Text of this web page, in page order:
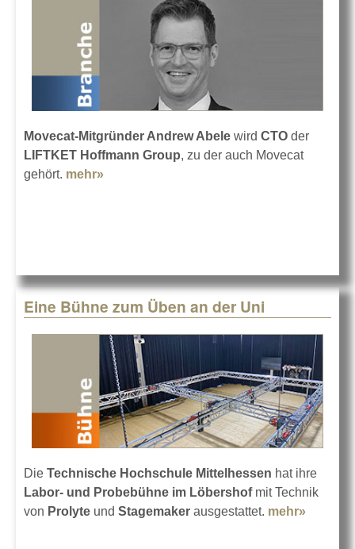
Movecat-Mitgründer Andrew Abele wird CTO der
LIFTKET Hoffmann Group, zu der auch Movecat
gehört. mehr»
Eine Bühne zum Üben an der Uni
Die Technische Hochschule Mittelhessen hat ihre
Labor- und Probebühne im Löbershofmit Technik
von Prolyte und Stagemaker ausgestattet. mehr»